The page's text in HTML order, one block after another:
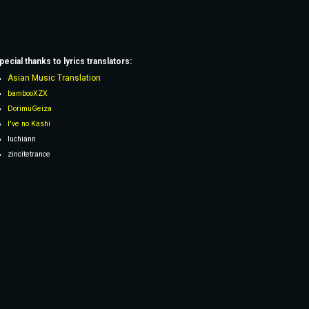
thanks to lyricstranslators:
Asian Music Translation
bambooXZX
DorimuGeiza
I've no Kashi
Iuchiann
zincitetrance